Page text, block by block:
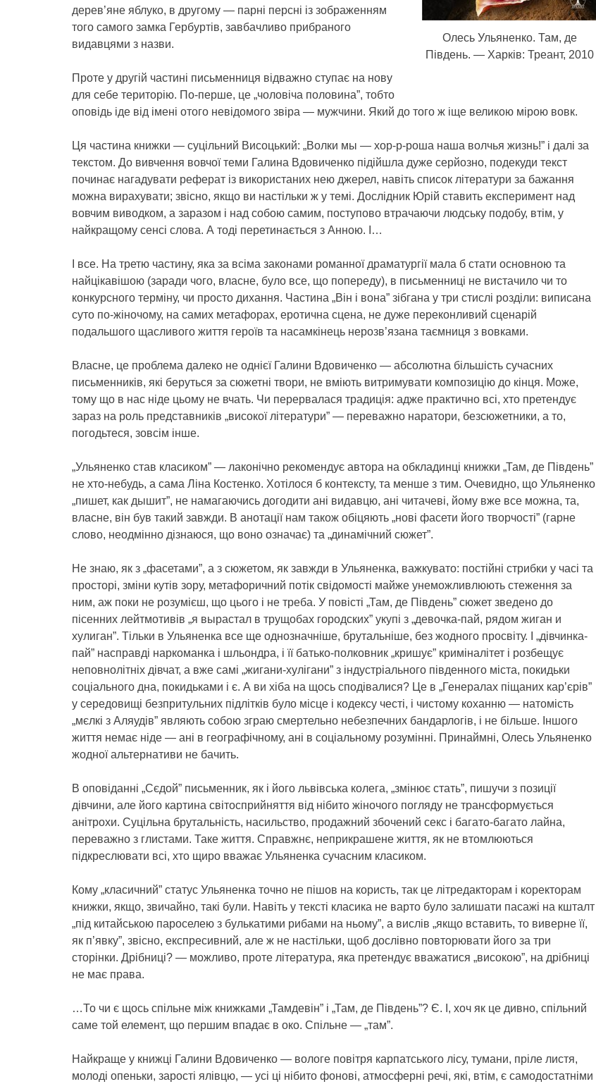
Олесь Ульяненко. Там, де
Південь. — Харків: Треант, 2010
дерев’яне яблуко, в другому — парні персні із зображенням
того самого замка Гербуртів, завбачливо прибраного
видавцями з назви.
Проте у другій частині письменниця відважно ступає на нову
для себе територію. По-перше, це „чоловіча половина”, тобто
оповідь іде від імені отого невідомого звіра — мужчини. Який до того ж іще великою мірою вовк.
Ця частина книжки — суцільний Висоцький: „Волки мы — хор-р-роша наша волчья жизнь!” і далі за
текстом. До вивчення вовчої теми Галина Вдовиченко підійшла дуже серйозно, подекуди текст
починає нагадувати реферат із використаних нею джерел, навіть список літератури за бажання
можна вирахувати; звісно, якщо ви настільки ж у темі. Дослідник Юрій ставить експеримент над
вовчим виводком, а заразом і над собою самим, поступово втрачаючи людську подобу, втім, у
найкращому сенсі слова. А тоді перетинається з Анною. І…
І все. На третю частину, яка за всіма законами романної драматургії мала б стати основною та
найцікавішою (заради чого, власне, було все, що попереду), в письменниці не вистачило чи то
конкурсного терміну, чи просто дихання. Частина „Він і вона” зібгана у три стислі розділи: виписана
суто по-жіночому, на самих метафорах, еротична сцена, не дуже переконливий сценарій
подальшого щасливого життя героїв та насамкінець нерозв’язана таємниця з вовками.
Власне, це проблема далеко не однієї Галини Вдовиченко — абсолютна більшість сучасних
письменників, які беруться за сюжетні твори, не вміють витримувати композицію до кінця. Може,
тому що в нас ніде цьому не вчать. Чи перервалася традиція: адже практично всі, хто претендує
зараз на роль представників „високої літератури” — переважно наратори, безсюжетники, а то,
погодьтеся, зовсім інше.
„Ульяненко став класиком” — лаконічно рекомендує автора на обкладинці книжки „Там, де Південь”
не хто-небудь, а сама Ліна Костенко. Хотілося б контексту, та менше з тим. Очевидно, що Ульяненко
„пишет, как дышит”, не намагаючись догодити ані видавцю, ані читачеві, йому вже все можна, та,
власне, він був такий завжди. В анотації нам також обіцяють „нові фасети його творчості” (гарне
слово, неодмінно дізнаюся, що воно означає) та „динамічний сюжет”.
Не знаю, як з „фасетами”, а з сюжетом, як завжди в Ульяненка, важкувато: постійні стрибки у часі та
просторі, зміни кутів зору, метафоричний потік свідомості майже унеможливлюють стеження за
ним, аж поки не розумієш, що цього і не треба. У повісті „Там, де Південь” сюжет зведено до
пісенних лейтмотивів „я вырастал в трущобах городских” укупі з „девочка-пай, рядом жиган и
хулиган”. Тільки в Ульяненка все ще однозначніше, брутальніше, без жодного просвіту. І „дівчинка-
пай” насправді наркоманка і шльондра, і її батько-полковник „кришує” криміналітет і розбещує
неповнолітніх дівчат, а вже самі „жигани-хулігани” з індустріального південного міста, покидьки
соціального дна, покидьками і є. А ви хіба на щось сподівалися? Це в „Генералах піщаних кар’єрів”
у середовищі безпритульних підлітків було місце і кодексу честі, і чистому коханню — натомість
„мєлкі з Аляудів” являють собою зграю смертельно небезпечних бандарлогів, і не більше. Іншого
життя немає ніде — ані в географічному, ані в соціальному розумінні. Принаймні, Олесь Ульяненко
жодної альтернативи не бачить.
В оповіданні „Сєдой” письменник, як і його львівська колега, „змінює стать”, пишучи з позиції
дівчини, але його картина світосприйняття від нібито жіночого погляду не трансформується
анітрохи. Суцільна брутальність, насильство, продажний збочений секс і багато-багато лайна,
переважно з глистами. Таке життя. Справжнє, неприкрашене життя, як не втомлюються
підкреслювати всі, хто щиро вважає Ульяненка сучасним класиком.
Кому „класичний” статус Ульяненка точно не пішов на користь, так це літредакторам і коректорам
книжки, якщо, звичайно, такі були. Навіть у тексті класика не варто було залишати пасажі на кшталт
„під китайською пароселею з булькатими рибами на ньому”, а вислів „якщо вставить, то виверне її,
як п’явку”, звісно, експресивний, але ж не настільки, щоб дослівно повторювати його за три
сторінки. Дрібниці? — можливо, проте література, яка претендує вважатися „високою”, на дрібниці
не має права.
…То чи є щось спільне між книжками „Тамдевін” і „Там, де Південь”? Є. І, хоч як це дивно, спільний
саме той елемент, що першим впадає в око. Спільне — „там”.
Найкраще у книжці Галини Вдовиченко — вологе повітря карпатського лісу, тумани, пріле листя,
молоді опеньки, зарості ялівцю, — усі ці нібито фонові, атмосферні речі, які, втім, є самодостатніми